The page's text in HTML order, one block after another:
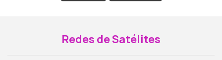
Redes de Satélites